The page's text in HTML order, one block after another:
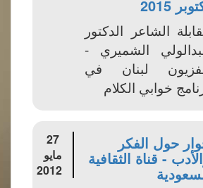
2015
الشاعر الدكتور
الشميري -
لبنان في
خوابي الكلام
حول الفكر
- قناة الثقافية
27
مايو
2012